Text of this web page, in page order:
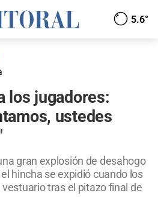
5.6°
los jugadores:
ustedes
gran explosión de desahogo
hincha se expidió cuando los
tras el pitazo final de